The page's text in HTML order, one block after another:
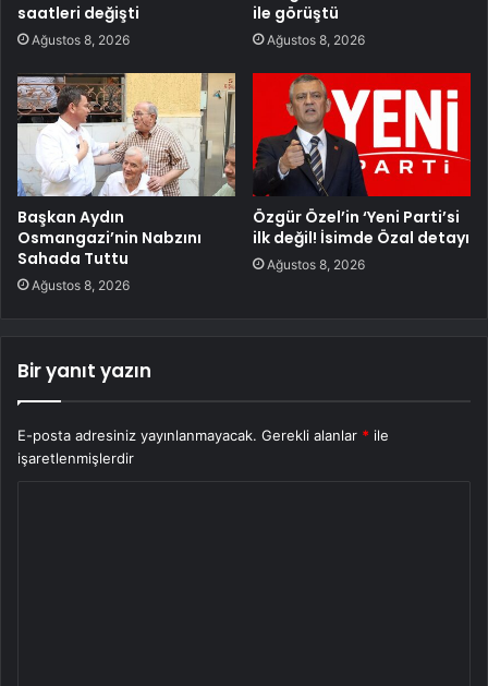
saatleri değişti
Ağustos 8, 2026
ile görüştü
Ağustos 8, 2026
Başkan Aydın
Osmangazi’nin Nabzını
Sahada Tuttu
Ağustos 8, 2026
Özgür Özel’in ‘Yeni Parti’si
ilk değil! İsimde Özal detayı
Ağustos 8, 2026
Bir yanıt yazın
E-posta adresiniz yayınlanmayacak. Gerekli alanlar * ile
işaretlenmişlerdir